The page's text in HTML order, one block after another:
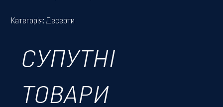
Категорія:Десерти
СУПУТНІ
ТОВАРИ